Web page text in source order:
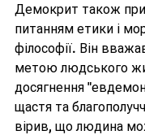
Демокрит також
питанням етики і
філософії. Він
метою людського
досягнення
щастя та
вірив, що людина